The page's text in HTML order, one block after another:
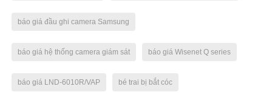
báo giá đầu ghi camera Samsung
báo giá hệ thống camera giám sát báo giá Wisenet Q series
báo giá LND-6010R/VAP bé trai bị bắt cóc